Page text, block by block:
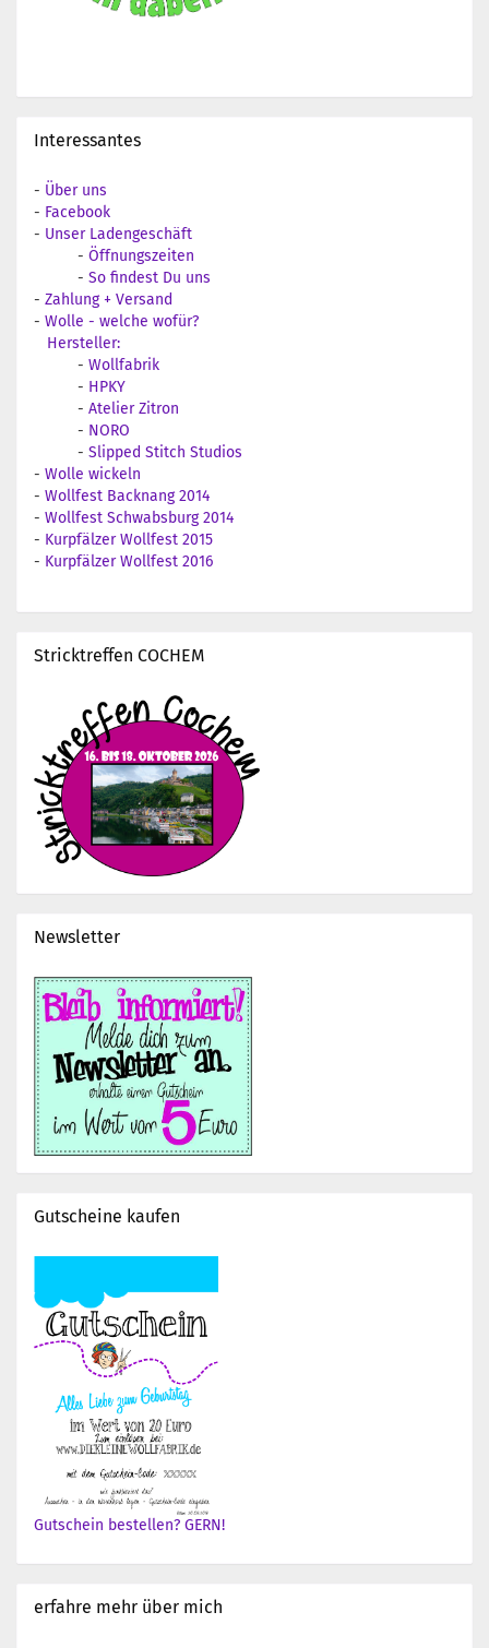
Interessantes
- Über uns
- Facebook
- Unser Ladengeschäft
- Öffnungszeiten
- So findest Du uns
- Zahlung + Versand
- Wolle - welche wofür?
Hersteller:
- Wollfabrik
- HPKY
- Atelier Zitron
- NORO
- Slipped Stitch Studios
- Wolle wickeln
- Wollfest Backnang 2014
- Wollfest Schwabsburg 2014
- Kurpfälzer Wollfest 2015
- Kurpfälzer Wollfest 2016
Stricktreffen COCHEM
Newsletter
Gutscheine kaufen
Gutschein bestellen? GERN!
erfahre mehr über mich